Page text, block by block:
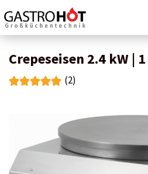
Crepeseisen 2.4 kW |
(2)